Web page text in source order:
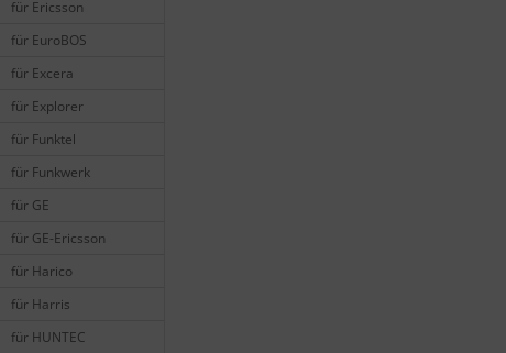
für Ericsson
für EuroBOS
für Excera
für Explorer
für Funktel
für Funkwerk
für GE
für GE-Ericsson
für Harico
für Harris
für HUNTEC